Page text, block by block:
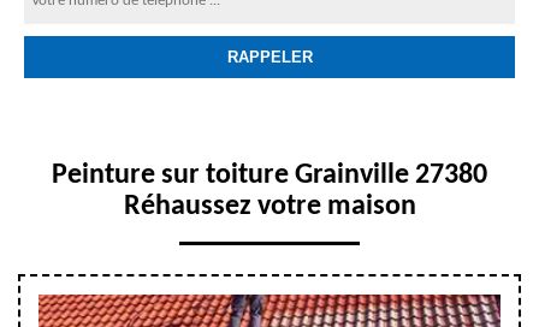
Peinture sur toiture Grainville 27380
Réhaussez votre maison